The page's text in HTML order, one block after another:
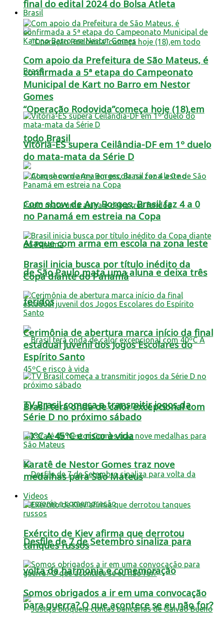
Brasil
“Operação Rodovida”começa hoje (18),em
todo Brasil
Ataque com arma em escola na zona leste
de São Paulo mata uma aluna e deixa três
feridos
Brasil terá onda de calor excepcional com
40ºC A 45ºC e risco à vida
Desfile de 7 de Setembro sinaliza para
volta da harmonia e comemoração
final do edital 2024 do Bolsa Atleta
Com apoio da Prefeitura de São Mateus, é
confirmada a 5ª etapa do Campeonato
Municipal de Kart no Barro em Nestor
Gomes
Vitória-ES supera Ceilândia-DF em 1º duelo
do mata-mata da Série D
Com show de Ary Borges, Brasil faz 4 a 0
no Panamá em estreia na Copa
Brasil inicia busca por título inédito da
Copa diante do Panamá
Cerimônia de abertura marca início da final
estadual juvenil dos Jogos Escolares do
Espírito Santo
TV Brasil começa a transmitir jogos da
Série D no próximo sábado
Karatê de Nestor Gomes traz nove
medalhas para São Mateus
Videos
Exército de Kiev afirma que derrotou
tanques russos
Somos obrigados a ir em uma convocação
para guerra? O que acontece se eu não for?